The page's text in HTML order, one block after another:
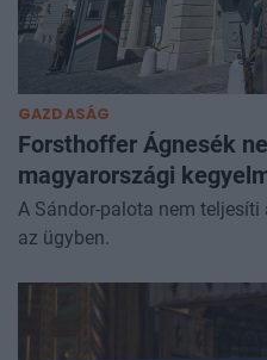
GAZDASÁG
Forsthoffer Ágnesék
magyarországi
A Sándor-palota nem
az ügyben.